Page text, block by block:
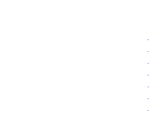
·
·
·
·
·
·
·